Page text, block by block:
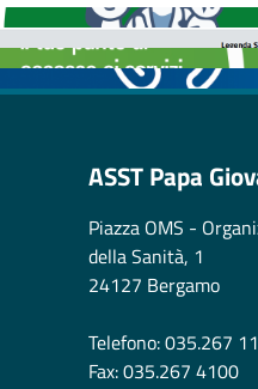
CASE DI
OSPEDALE DI
ASST Papa
Piazza OMS -
della Sanità, 1
24127 Bergamo
Telefono: 035.267
Fax: 035.267 4100